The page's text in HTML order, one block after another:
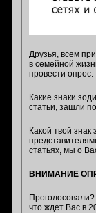
Друзья, всем
в семейной
провести опрос:
Какие знаки
статьи, зашли
Какой твой
статьях, мы о
ВНИМАНИЕ
что ждет Вас в